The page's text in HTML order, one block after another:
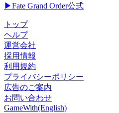
▶Fate Grand Order公式
トップ
ヘルプ
運営会社
採用情報
利用規約
プライバシーポリシー
広告のご案内
お問い合わせ
GameWith(English)